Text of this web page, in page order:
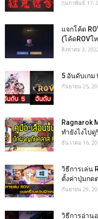
กุมภาพันธ์ 17,
แจกโค้ด
(โค้ดROVใ
สิงหาคม 3,
5 อันดับเกม
กันยายน 25,
Ragnarok
ทำยังไงไปดู
ธันวาคม 16,
วิธีการเล่น
ตั้งค่าปุ่มกด
กันยายน 29,
วิธีการอ่าน